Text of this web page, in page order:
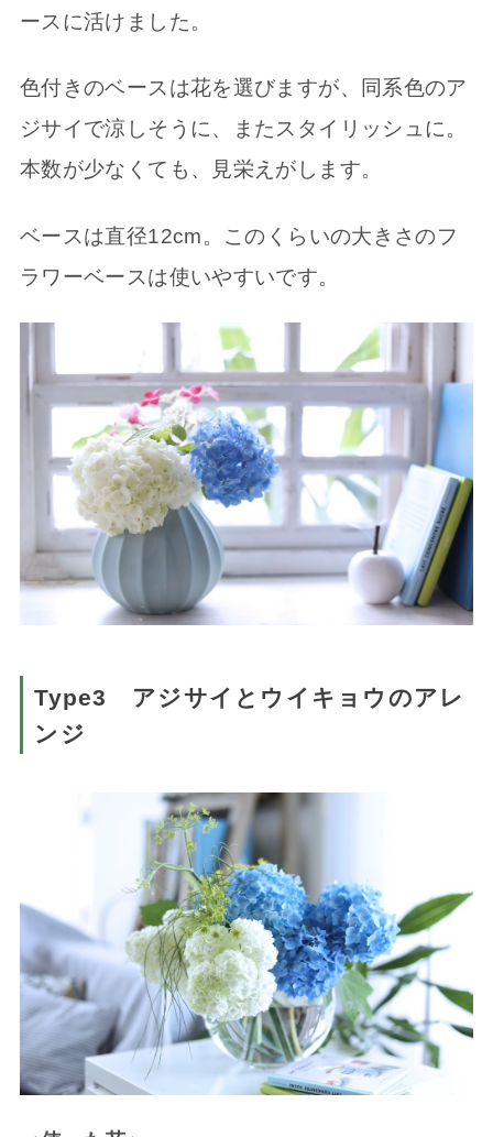
ースに活けました。
色付きのベースは花を選びますが、同系色のア
ジサイで涼しそうに、またスタイリッシュに。
本数が少なくても、見栄えがします。
ベースは直径12cm。このくらいの大きさのフ
ラワーベースは使いやすいです。
Type3 アジサイとウイキョウのアレ
ンジ